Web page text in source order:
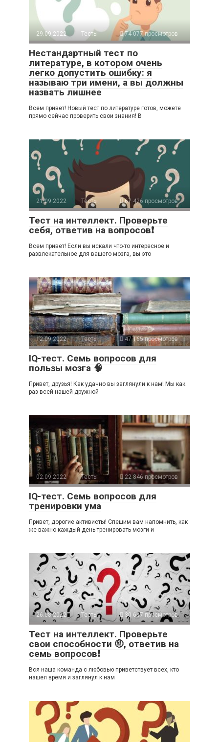
29.09.2022 Тесты 74 077 просмотров
Нестандартный тест по
литературе, в котором очень
легко допустить ошибку: я
называю три имени, а вы должны
назвать лишнее
Всем привет! Новый тест по литературе готов, можете
прямо сейчас проверить свои знания! В
21.09.2022 Тесты 67 426 просмотров
Тест на интеллект. Проверьте
себя, ответив на вопросов❗
Всем привет! Если вы искали что-то интересное и
развлекательное для вашего мозга, вы это
12.09.2022 Тесты 47 165 просмотров
IQ-тест. Семь вопросов для
пользы мозга 🧠
Привет, друзья! Как удачно вы заглянули к нам! Мы как
раз всей нашей дружной
02.09.2022 Тесты 22 846 просмотров
IQ-тест. Семь вопросов для
тренировки ума
Привет, дорогие активисты! Спешим вам напомнить, как
же важно каждый день тренировать мозги и
26.08.2022 Тесты 30 637 просмотров
Тест на интеллект. Проверьте
свои способности 🤨, ответив на
семь вопросов❗
Вся наша команда с любовью приветствует всех, кто
нашел время и заглянул к нам